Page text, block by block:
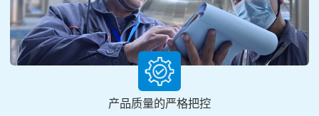
产品质量的严格把控